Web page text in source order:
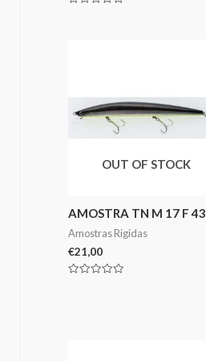
OUT OF STOCK
AMOSTRA TN M 17 F 43
Amostras Rigidas
€21,00